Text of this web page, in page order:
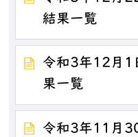
結果一覧
令和3年12月1
果一覧
令和3年11月